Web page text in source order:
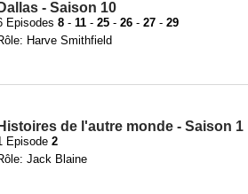
Dallas - Saison 10
Episodes 8 - 11 - 25 - 26 - 27 - 29
Harve Smithfield
Histoires de l'autre monde - Saison 1
Episode 2
Jack Blaine